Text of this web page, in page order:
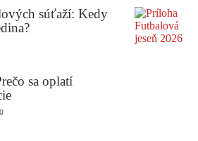
súťaží: Kedy
sa oplatí